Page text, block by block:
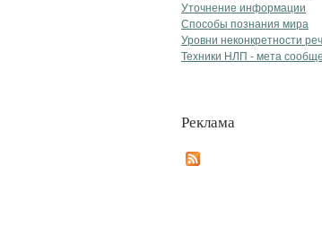
Уточнение информации
Способы познания мира
Уровни неконкретности
Техники НЛП - мета
Реклама